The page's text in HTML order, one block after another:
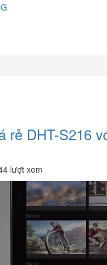
rẻ DHT-S216
lượt xem